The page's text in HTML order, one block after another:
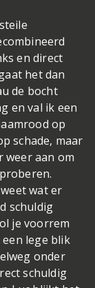
en direct
het dan
de bocht
en val ik een
op
schade, maar
weer aan om
wat er
schuldig
je voorrem
lege blik
onder
schuldig